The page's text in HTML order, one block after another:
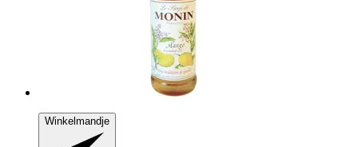
Winkelmandje